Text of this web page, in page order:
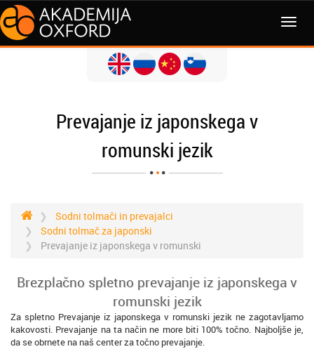
MENI
Prevajanje iz japonskega v
romunski jezik
Sodni tolmači in prevajalci
Sodni tolmač za japonski
Prevajanje iz japonskega v romunski
Brezplačno spletno prevajanje iz japonskega v
romunski jezik
Za spletno Prevajanje iz japonskega v romunski jezik ne zagotavljamo
kakovosti. Prevajanje na ta način ne more biti 100% točno. Najboljše je,
da se obrnete na naš center za točno prevajanje.